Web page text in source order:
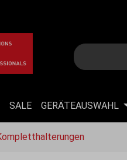
SALE GERÄTEAUSWAHL